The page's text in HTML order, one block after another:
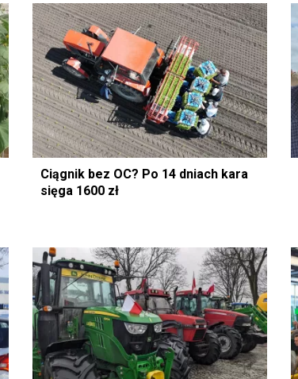
Ciągnik bez OC? Po 14 dniach kara
sięga 1600 zł